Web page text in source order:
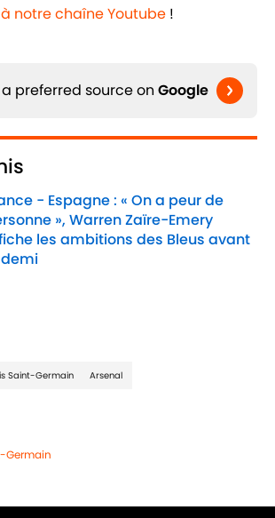
notre chaîne Youtube !
preferred source on Google
- Espagne : « On a peur de
», Warren Zaïre-Emery
les ambitions des Bleus avant
by on Invalid Date
Saint-Germain Arsenal
Germain